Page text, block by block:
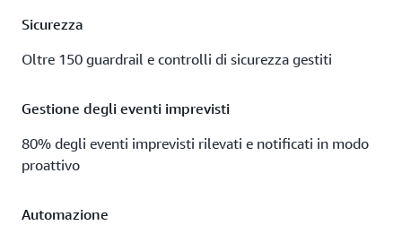
Sicurezza
Oltre 150 guardrail e controlli di sicurezza gestiti
Gestione degli eventi imprevisti
80% degli eventi imprevisti rilevati e notificati in modo
proattivo
Automazione